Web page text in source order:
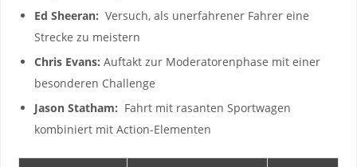
Ed Sheeran: ​ Versuch,​ als unerfahrener Fahrer eine
Strecke zu meistern
Chris Evans: Auftakt zur‍ Moderatorenphase mit⁢ einer
besonderen‌ Challenge
Jason Statham: ⁢ Fahrt mit rasanten ‍Sportwagen
kombiniert mit Action-Elementen